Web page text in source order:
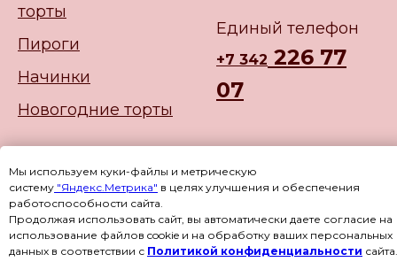
торты
Пироги
Начинки
Новогодние торты
Единый телефон
+7 342 226 77
07
Мы используем куки-файлы и метрическую
систему "Яндекс.Метрика" в целях улучшения и обеспечения
работоспособности сайта.
Продолжая использовать сайт, вы автоматически даете согласие на
использование файлов cookie и на обработку ваших персональных
данных в соответствии с Политикой конфиденциальности сайта.